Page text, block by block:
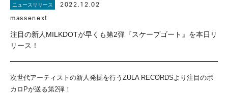
ニュースリリース
2022.12.02
massenext
注目の新人MILKDOTが早くも第2弾『スケープゴート』を本日リ
リース！
次世代アーティストの新人発掘を行うZULA RECORDSより注目のボ
カロPが送る第2弾！